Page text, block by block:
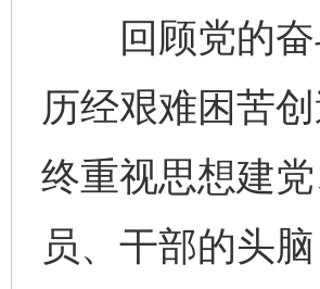
回顾党的奋
历经艰难困苦
终重视思想建
员、干部的头